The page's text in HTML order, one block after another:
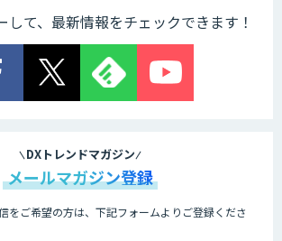
TIGEREYE AGENT
ービス
Asteria AIoT Suite｜Gravio – 画像認識
して、最新情報をチェックできます！
DXトレンドマガジン
メールマガジン登録
をご希望の方は、下記フォームよりご登録くださ